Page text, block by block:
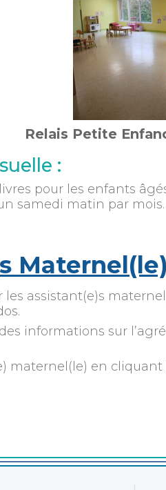
Relais Petite
:
pour les enfants
samedi matin par mois.
les assistant(e)s
informations sur
maternel(le) en cliquant